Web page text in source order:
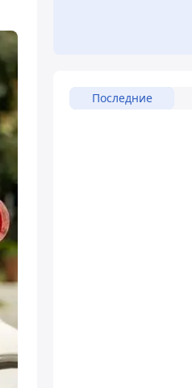
Последние